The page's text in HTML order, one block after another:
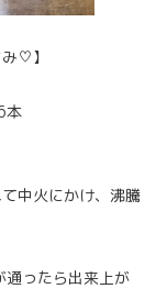
♡】
本
中火にかけ、沸騰
たら出来上が